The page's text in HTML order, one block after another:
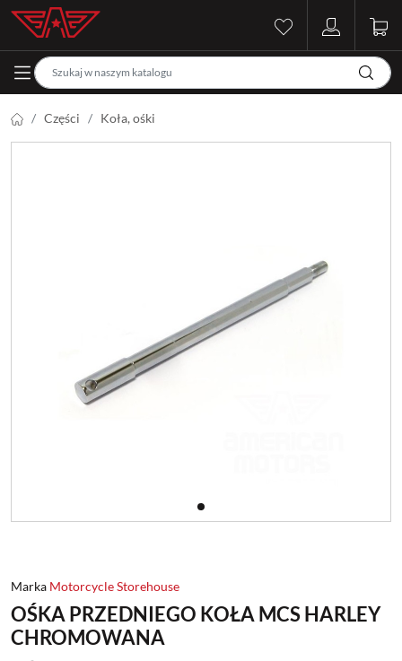
Części Koła, ośki
Marka Motorcycle Storehouse
OŚKA PRZEDNIEGO KOŁA MCS HARLEY
CHROMOWANA